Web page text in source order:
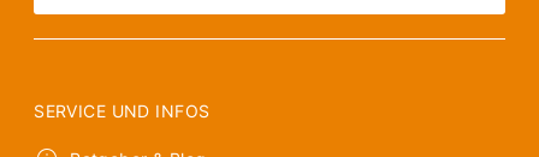
SERVICE UND INFOS